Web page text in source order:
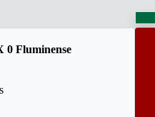
0 Fluminense